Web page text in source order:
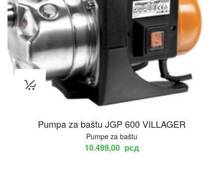
Pumpa za baštu JGP 600 VILLAGER
Pumpe za baštu
10.499,00 рсд